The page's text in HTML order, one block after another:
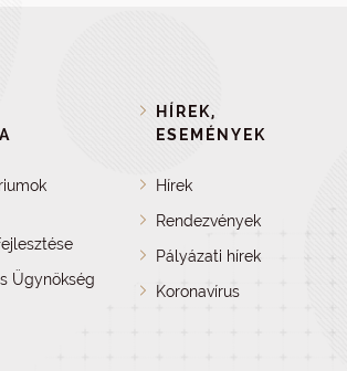
Ügynökség
HÍREK,
ESEMÉNYEK
Hírek
Rendezvények
Pályázati hírek
Koronavírus